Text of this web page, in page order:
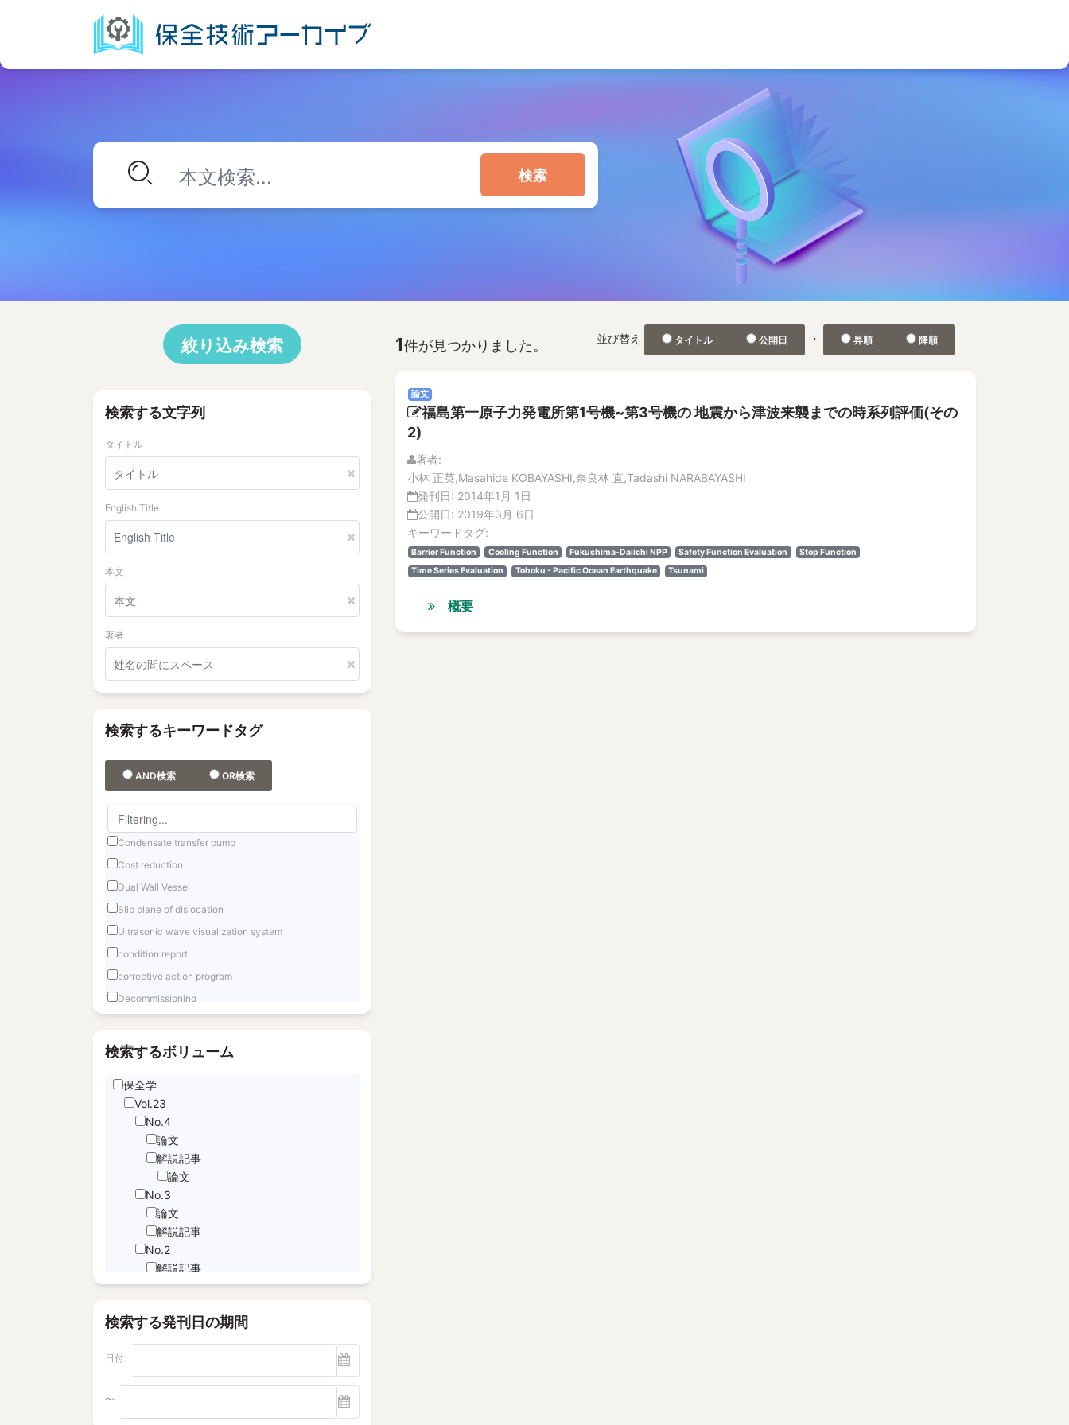
検索
絞り込み検索
検索する文字列
タイトル
English Title
本文
著者
検索するキーワードタグ
AND検索 OR検索
Condensate transfer pump
Cost reduction
Dual Wall Vessel
Slip plane of dislocation
Ultrasonic wave visualization system
condition report
corrective action program
Decommissioning
Fuel Debris Retrieval
Hand Motion TracNing
immediate unfettered access
performance indicator
Sabotage Detection
Screening
Time-Series Data Analysis
サブドレン
パルスエコー法、電磁共鳴法
モニタリング
塩分除去
逆浸透膜
"Foaming Prediction AI System
検索するボリューム
保全学
Vol.23
No.4
論文
解説記事
論文
No.3
論文
解説記事
No.2
解説記事
特集記事
No.1
論文
Vol.22
検索する発刊日の期間
日付:
〜
1件が見つかりました。 並び替え タイトル 公開日 ・ 昇順 降順
論文
福島第一原子力発電所第1号機~第3号機の 地震から津波来襲までの時系列評価(その
2)
著者:
小林 正英,Masahide KOBAYASHI,奈良林 直,Tadashi NARABAYASHI
発刊日: 2014年1月 1日
公開日: 2019年3月 6日
キーワードタグ:
Barrier Function Cooling Function Fukushima-Daiichi NPP Safety Function Evaluation
Stop Function
Time Series Evaluation
Tohoku - Pacific Ocean Earthquake Tsunami
概要